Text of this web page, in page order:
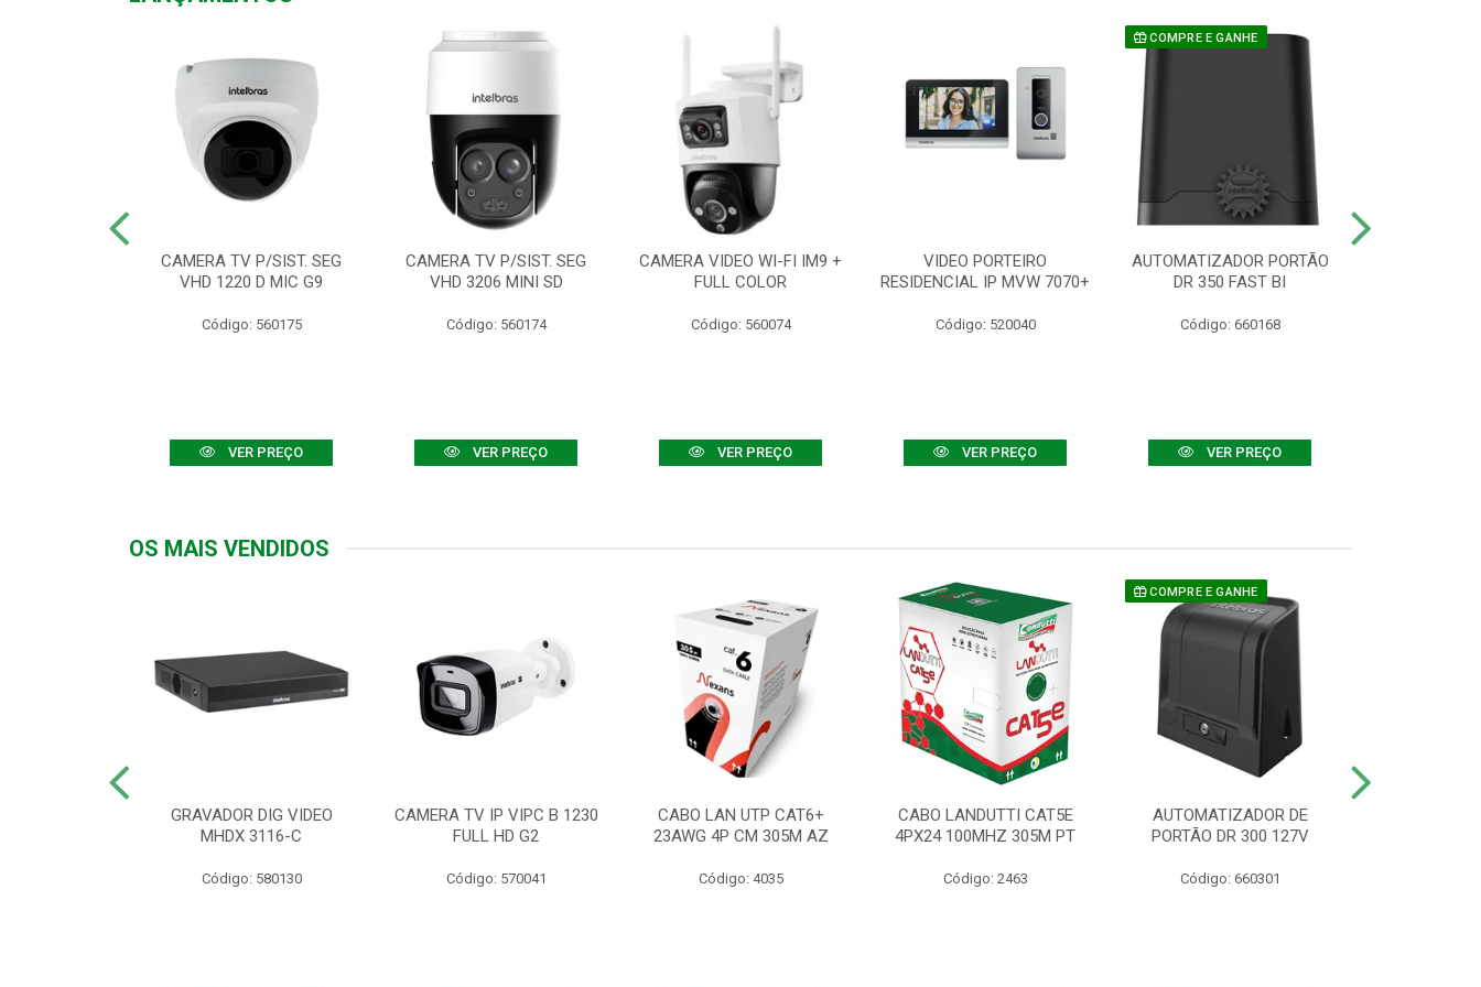
CAMERA TV P/SIST. SEG
VHD 1220 D MIC G9
Código: 560175
VER PREÇO
CAMERA TV P/SIST. SEG
VHD 3206 MINI SD
Código: 560174
VER PREÇO
CAMERA VIDEO WI-FI IM9 +
FULL COLOR
Código: 560074
VER PREÇO
VIDEO PORTEIRO
RESIDENCIAL IP MVW 7070+
Código: 520040
VER PREÇO
COMPRE E GANHE
AUTOMATIZADOR PORTÃO
DR 350 FAST BI
Código: 660168
VER PREÇO
OS MAIS VENDIDOS
GRAVADOR DIG VIDEO
MHDX 3116-C
Código: 580130
CAMERA TV IP VIPC B 1230
FULL HD G2
Código: 570041
CABO LAN UTP CAT6+
23AWG 4P CM 305M AZ
Código: 4035
CABO LANDUTTI CAT5E
4PX24 100MHZ 305M PT
Código: 2463
COMPRE E GANHE
AUTOMATIZADOR DE
PORTÃO DR 300 127V
Código: 660301